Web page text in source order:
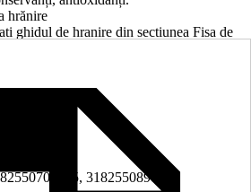
hrănire
ghidul de hranire din sectiunea Fisa de
3182550890229